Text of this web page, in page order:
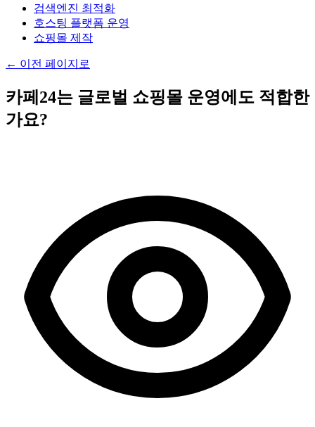
검색엔진 최적화
호스팅 플랫폼 운영
쇼핑몰 제작
← 이전 페이지로
카페24는 글로벌 쇼핑몰 운영에도 적합한
가요?